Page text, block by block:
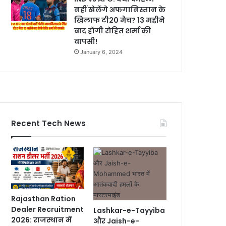
नहीं खेलेंगे अफगानिस्तान के
खिलाफ टी20 मैच? 13 महीने
बाद होगी रोहित शर्मा की
वापसी!
January 6, 2024
Recent Tech News
Rajasthan Ration
Dealer Recruitment
2026: राजस्थान में
Lashkar-e-Tayyiba
और Jaish-e-